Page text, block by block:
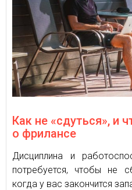
Как не «сдуться», и
о фрилансе
Дисциплина и
потребуется, чтобы не
когда у вас закончится